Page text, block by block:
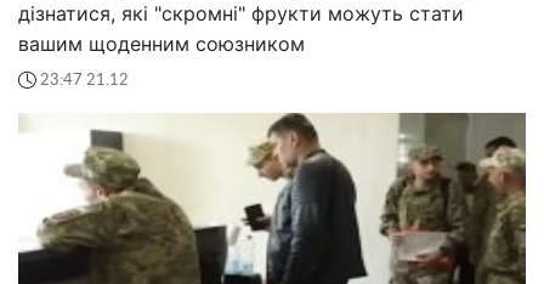
дізнатися, які "скромні" фрукти можуть стати
вашим щоденним союзником
23:47 21.12